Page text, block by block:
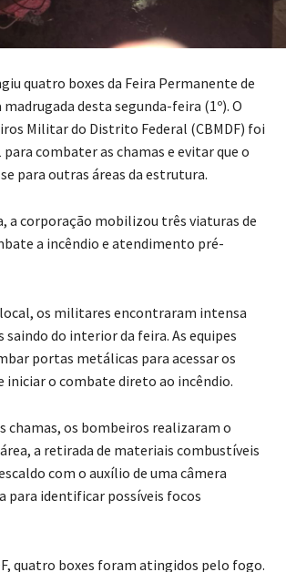
quatro boxes da Feira Permanente de
madrugada desta segunda-feira (1º). O
Militar do Distrito Federal (CBMDF) foi
para combater as chamas e evitar que o
para outras áreas da estrutura.
a corporação mobilizou três viaturas de
a incêndio e atendimento pré-
os militares encontraram intensa
saindo do interior da feira. As equipes
portas metálicas para acessar os
iniciar o combate direto ao incêndio.
chamas, os bombeiros realizaram o
a retirada de materiais combustíveis
com o auxílio de uma câmera
para identificar possíveis focos
quatro boxes foram atingidos pelo fogo.